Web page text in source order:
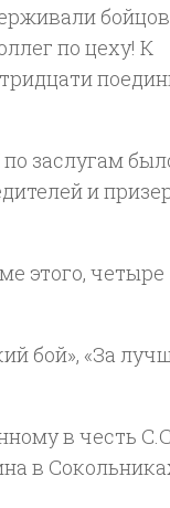
по цеху! К
заслугам
и
этого, четыре
бой», «За
в честь
в